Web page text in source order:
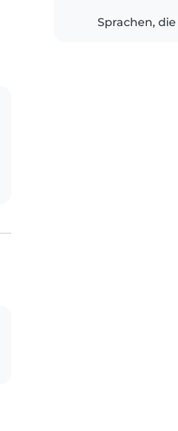
Sprachen,